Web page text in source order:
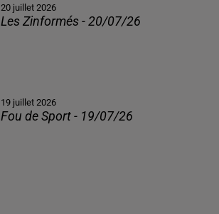
20 juillet 2026
Les Zinformés - 20/07/26
19 juillet 2026
Fou de Sport - 19/07/26